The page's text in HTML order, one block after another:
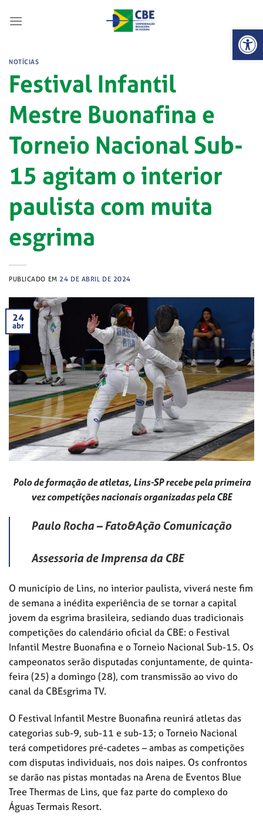
Abrir
NOTÍCIAS
Festival Infantil
Mestre Buonafina e
Torneio Nacional Sub-
15 agitam o interior
paulista com muita
esgrima
PUBLICADO EM 24 DE ABRIL DE 2024
24
abr
Polo de formação de atletas, Lins-SP recebe pela primeira
vez competições nacionais organizadas pela CBE
Paulo Rocha – Fato&Ação Comunicação
Assessoria de Imprensa da CBE
O município de Lins, no interior paulista, viverá neste fim
de semana a inédita experiência de se tornar a capital
jovem da esgrima brasileira, sediando duas tradicionais
competições do calendário oficial da CBE: o Festival
Infantil Mestre Buonafina e o Torneio Nacional Sub-15. Os
campeonatos serão disputadas conjuntamente, de quinta-
feira (25) a domingo (28), com transmissão ao vivo do
canal da CBEsgrima TV.
O Festival Infantil Mestre Buonafina reunirá atletas das
categorias sub-9, sub-11 e sub-13; o Torneio Nacional
terá competidores pré-cadetes – ambas as competições
com disputas individuais, nos dois naipes. Os confrontos
se darão nas pistas montadas na Arena de Eventos Blue
Tree Thermas de Lins, que faz parte do complexo do
Águas Termais Resort.